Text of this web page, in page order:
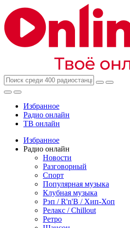
Избранное
Радио онлайн
ТВ онлайн
Избранное
Радио онлайн
Новости
Разговорный
Спорт
Популярная музыка
Клубная музыка
Рэп / R'n'B / Хип-Хоп
Релакс / Chillout
Ретро